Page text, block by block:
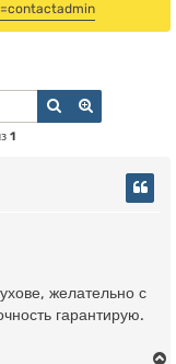
Поиск
1
желательно с
гарантирую.